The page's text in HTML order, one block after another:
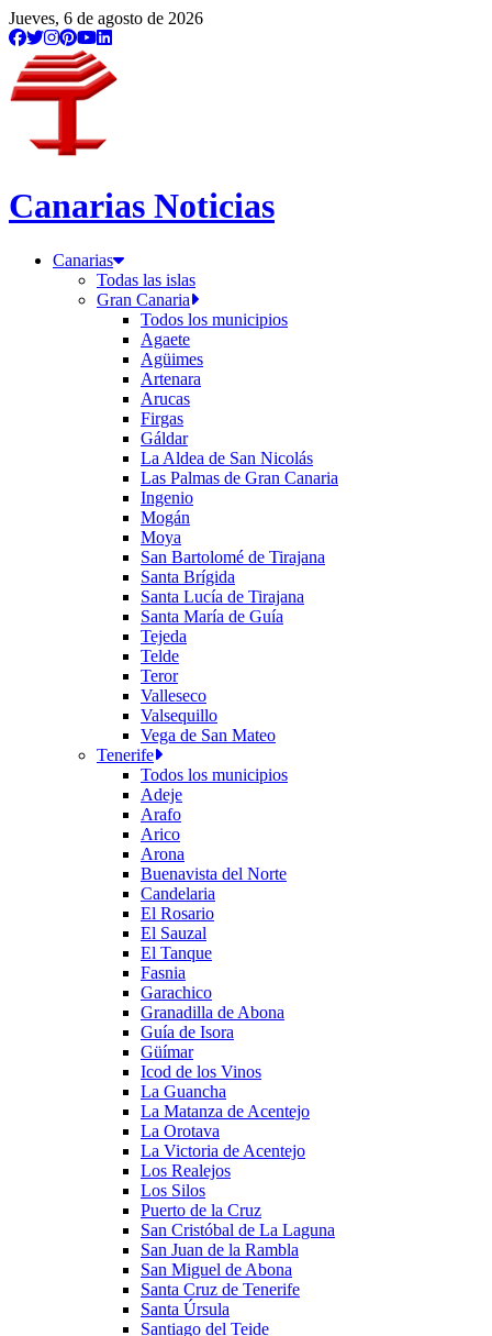
Jueves, 6 de agosto de 2026
Canarias Noticias
Canarias
Todas las islas
Gran Canaria
Todos los municipios
Agaete
Agüimes
Artenara
Arucas
Firgas
Gáldar
La Aldea de San Nicolás
Las Palmas de Gran Canaria
Ingenio
Mogán
Moya
San Bartolomé de Tirajana
Santa Brígida
Santa Lucía de Tirajana
Santa María de Guía
Tejeda
Telde
Teror
Valleseco
Valsequillo
Vega de San Mateo
Tenerife
Todos los municipios
Adeje
Arafo
Arico
Arona
Buenavista del Norte
Candelaria
El Rosario
El Sauzal
El Tanque
Fasnia
Garachico
Granadilla de Abona
Guía de Isora
Güímar
Icod de los Vinos
La Guancha
La Matanza de Acentejo
La Orotava
La Victoria de Acentejo
Los Realejos
Los Silos
Puerto de la Cruz
San Cristóbal de La Laguna
San Juan de la Rambla
San Miguel de Abona
Santa Cruz de Tenerife
Santa Úrsula
Santiago del Teide